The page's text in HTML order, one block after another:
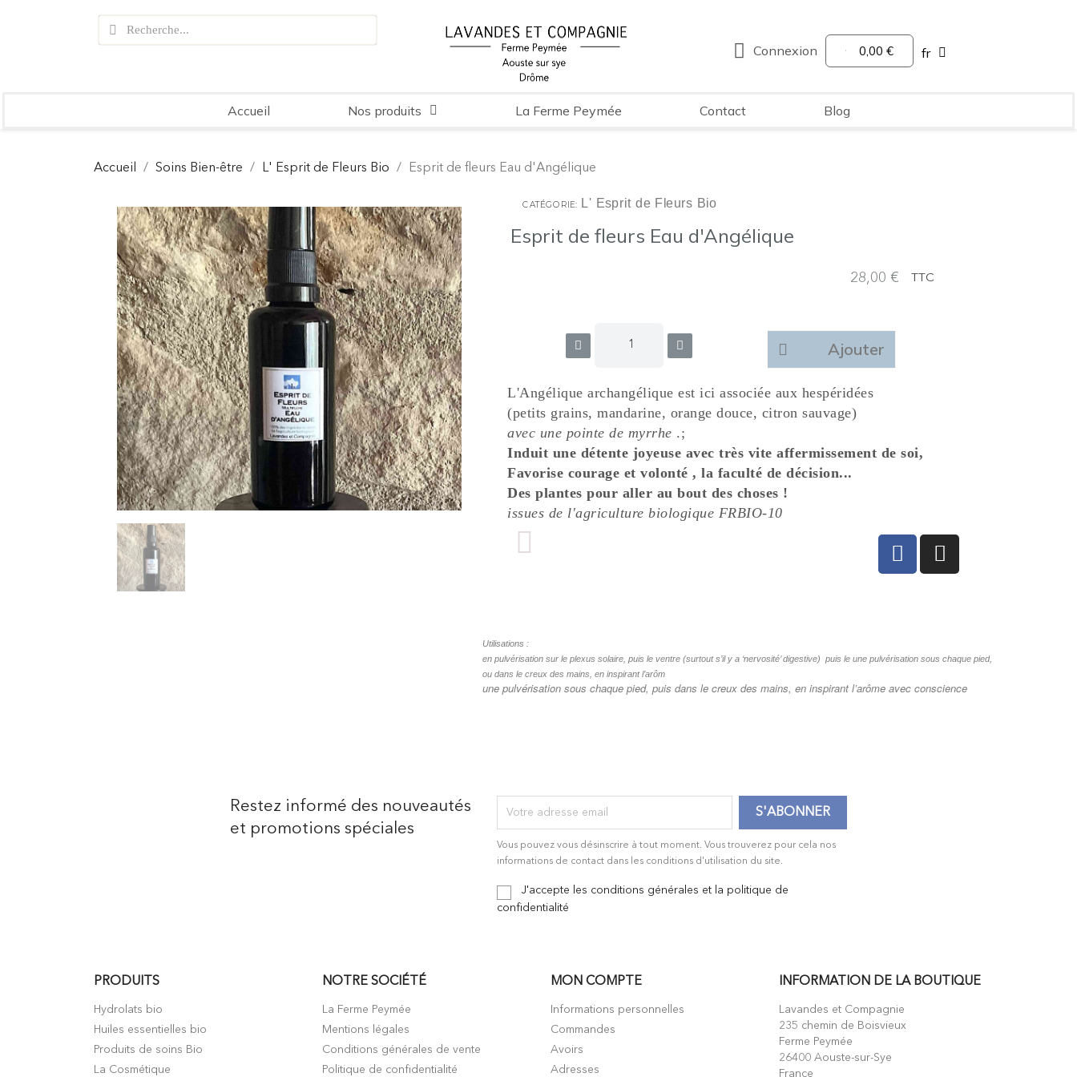
Connexion 0,00 € fr
Accueil Nos produits La Ferme Peymée Contact Blog
Accueil Soins Bien-être L' Esprit de Fleurs Bio Esprit de fleurs Eau d'Angélique
CATÉGORIE L' Esprit de Fleurs Bio
Esprit de fleurs Eau d'Angélique
28,00 € TTC
Ajouter
L'Angélique archangélique est ici associée aux hespéridées
(petits grains, mandarine, orange douce, citron sauvage)
avec une pointede myrrhe .;
Induit une détente joyeuse avec très vite affermissement de soi,
Favorise courage et volonté , la faculté de décision...
Des plantes pour aller au bout des choses !
issues de l'agriculture biologique FRBIO-10
Utilisations :
en pulvérisation sur le plexus solaire, puis le ventre (surtout s’il y a ‘nervosité’ digestive) puis le une pulvérisation sous chaque pied,
ou dans le creux des mains, en inspirant l’arôm
une pulvérisation sous chaque pied, puis dans le creux des mains, en inspirant l’arôme avec conscience
Restez informé des nouveautés
et promotions spéciales
Vous pouvez vous désinscrire à tout moment. Vous trouverez pour cela nos
informations de contact dans les conditions d'utilisation du site.
J'accepte les conditions générales et la politique de
confidentialité
PRODUITS
Hydrolats bio
Huiles essentielles bio
Produits de soins Bio
La Cosmétique
NOTRE SOCIÉTÉ
La Ferme Peymée
Mentions légales
Conditions générales de vente
Politique de confidentialité
MON COMPTE
Informations personnelles
Commandes
Avoirs
Adresses
INFORMATION DE LA BOUTIQUE
Lavandes et Compagnie
235 chemin de Boisvieux
Ferme Peymée
26400 Aouste-sur-Sye
France